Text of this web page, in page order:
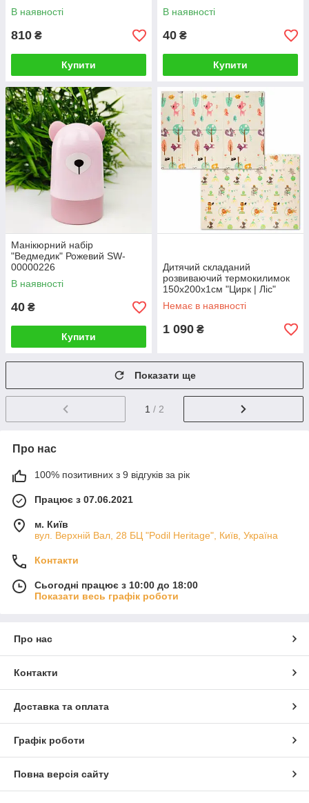
В наявності
810 ₴
Купити
В наявності
40 ₴
Купити
Манікюрний набір
"Ведмедик" Рожевий SW-
00000226
В наявності
40 ₴
Купити
Дитячий складаний
розвиваючий термокилимок
150х200х1см "Цирк | Ліс"
(270) SW-00000867
Немає в наявності
1 090 ₴
Показати ще
1 / 2
Про нас
100% позитивних з 9 відгуків за рік
Працює з 07.06.2021
м. Київ
вул. Верхній Вал, 28 БЦ "Podil Heritage", Київ, Україна
Контакти
Сьогодні працює з 10:00 до 18:00
Показати весь графік роботи
Про нас
Контакти
Доставка та оплата
Графік роботи
Повна версія сайту